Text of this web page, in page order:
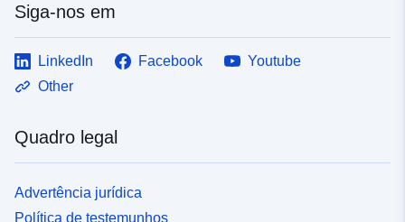
Siga-nos em
LinkedIn Facebook
Youtube
Other
Quadro legal
Advertência jurídica
Política de testemunhos